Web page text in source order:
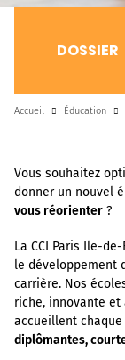
DOSSIER
Accueil Éducation
Vous souhaitez
donner un nouvel
vous réorienter ?
La CCI Paris Ile-
le développement
carrière. Nos
riche, innovante et
accueillent
diplômantes,